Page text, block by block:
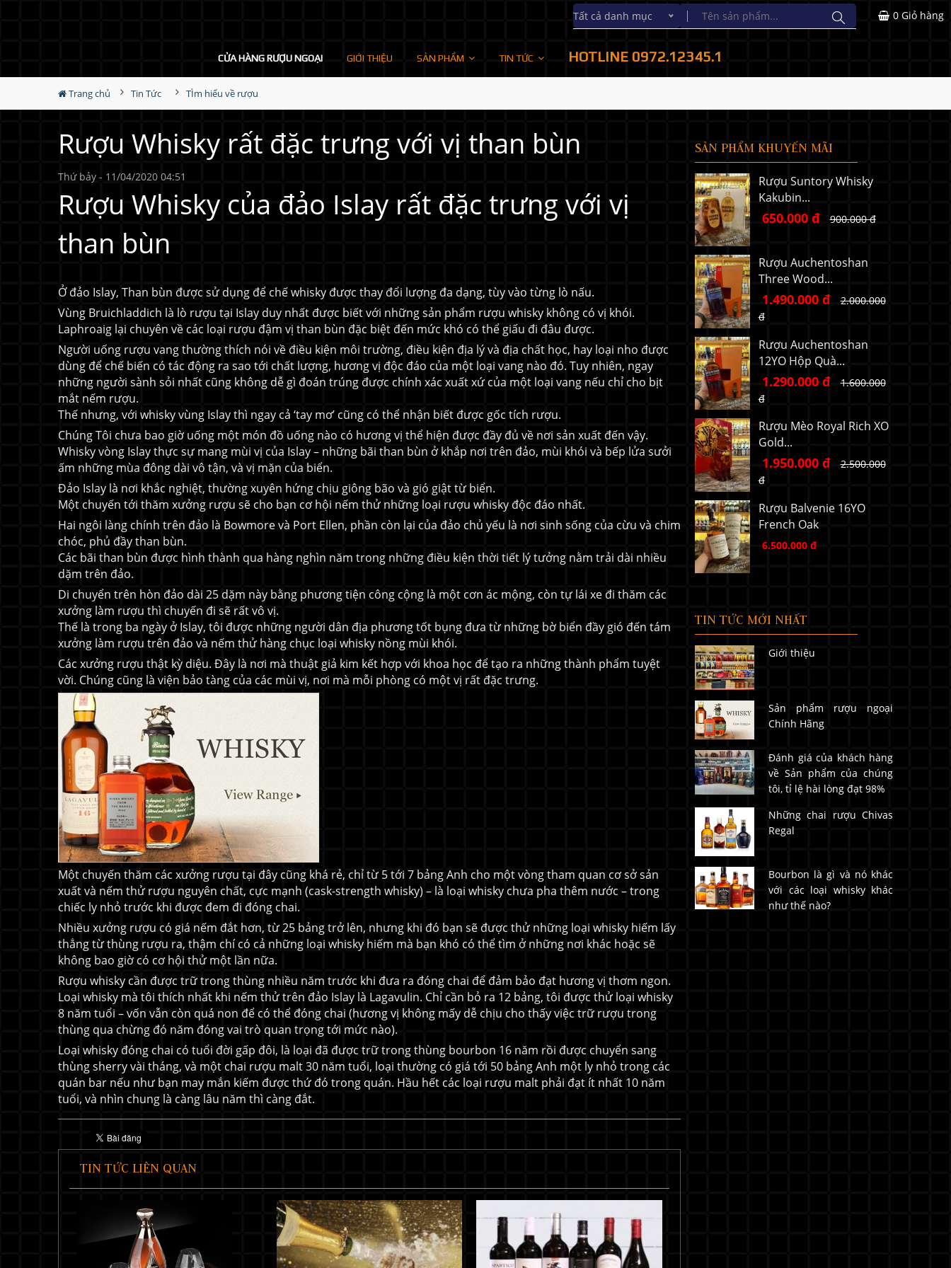
Tất cả danh mục
CỬA HÀNG RƯỢU NGOẠI GIỚI THIỆU SẢN PHẨM TIN TỨC HOTLINE 0972.12345.1
0 Giỏ hàng
Trang chủ Tin Tức TÌm hiểu về rượu
Rượu Whisky rất đặc trưng với vị than bùn
Thứ bảy - 11/04/2020 04:51
Rượu Whisky của đảo Islay rất đặc trưng với vị
than bùn
Ở đảo Islay, Than bùn được sử dụng để chế whisky được thay đổi lượng đa dạng, tùy vào từng lò nấu.
Vùng Bruichladdich là lò rượu tại Islay duy nhất được biết với những sản phẩm rượu whisky không có vị khói.
Laphroaig lại chuyên về các loại rượu đậm vị than bùn đặc biệt đến mức khó có thể giấu đi đâu được.
Người uống rượu vang thường thích nói về điều kiện môi trường, điều kiện địa lý và địa chất học, hay loại nho được
dùng để chế biến có tác động ra sao tới chất lượng, hương vị độc đáo của một loại vang nào đó. Tuy nhiên, ngay
những người sành sỏi nhất cũng không dễ gì đoán trúng được chính xác xuất xứ của một loại vang nếu chỉ cho bịt
mắt nếm rượu.
Thế nhưng, với whisky vùng Islay thì ngay cả ‘tay mơ’ cũng có thể nhận biết được gốc tích rượu.
Chúng Tôi chưa bao giờ uống một món đồ uống nào có hương vị thể hiện được đầy đủ về nơi sản xuất đến vậy.
Whisky vòng Islay thực sự mang mùi vị của Islay – những bãi than bùn ở khắp nơi trên đảo, mùi khói và bếp lửa sưởi
ấm những mùa đông dài vô tận, và vị mặn của biển.
Đảo Islay là nơi khắc nghiệt, thường xuyên hứng chịu giông bão và gió giật từ biển.
Một chuyến tới thăm xưởng rượu sẽ cho bạn cơ hội nếm thử những loại rượu whisky độc đáo nhất.
Hai ngôi làng chính trên đảo là Bowmore và Port Ellen, phần còn lại của đảo chủ yếu là nơi sinh sống của cừu và chim
chóc, phủ đầy than bùn.
Các bãi than bùn được hình thành qua hàng nghìn năm trong những điều kiện thời tiết lý tưởng nằm trải dài nhiều
dặm trên đảo.
Di chuyển trên hòn đảo dài 25 dặm này bằng phương tiện công cộng là một cơn ác mộng, còn tự lái xe đi thăm các
xưởng làm rượu thì chuyến đi sẽ rất vô vị.
Thế là trong ba ngày ở Islay, tôi được những người dân địa phương tốt bụng đưa từ những bờ biển đầy gió đến tám
xưởng làm rượu trên đảo và nếm thử hàng chục loại whisky nồng mùi khói.
Các xưởng rượu thật kỳ diệu. Đây là nơi mà thuật giả kim kết hợp với khoa học để tạo ra những thành phẩm tuyệt
vời. Chúng cũng là viện bảo tàng của các mùi vị, nơi mà mỗi phòng có một vị rất đặc trưng.
Một chuyến thăm các xưởng rượu tại đây cũng khá rẻ, chỉ từ 5 tới 7 bảng Anh cho một vòng tham quan cơ sở sản
xuất và nếm thử rượu nguyên chất, cực mạnh (cask-strength whisky) – là loại whisky chưa pha thêm nước – trong
chiếc ly nhỏ trước khi được đem đi đóng chai.
Nhiều xưởng rượu có giá nếm đắt hơn, từ 25 bảng trở lên, nhưng khi đó bạn sẽ được thử những loại whisky hiếm lấy
thẳng từ thùng rượu ra, thậm chí có cả những loại whisky hiếm mà bạn khó có thể tìm ở những nơi khác hoặc sẽ
không bao giờ có cơ hội thử một lần nữa.
Rượu whisky cần được trữ trong thùng nhiều năm trước khi đưa ra đóng chai để đảm bảo đạt hương vị thơm ngon.
Loại whisky mà tôi thích nhất khi nếm thử trên đảo Islay là Lagavulin. Chỉ cần bỏ ra 12 bảng, tôi được thử loại whisky
8 năm tuổi – vốn vẫn còn quá non để có thể đóng chai (hương vị không mấy dễ chịu cho thấy việc trữ rượu trong
thùng qua chừng đó năm đóng vai trò quan trọng tới mức nào).
Loại whisky đóng chai có tuổi đời gấp đôi, là loại đã được trữ trong thùng bourbon 16 năm rồi được chuyển sang
thùng sherry vài tháng, và một chai rượu malt 30 năm tuổi, loại thường có giá tới 50 bảng Anh một ly nhỏ trong các
quán bar nếu như bạn may mắn kiếm được thứ đó trong quán. Hầu hết các loại rượu malt phải đạt ít nhất 10 năm
tuổi, và nhìn chung là càng lâu năm thì càng đắt.
TIN TỨC LIÊN QUAN
SẢN PHẨM KHUYẾN MÃI
Rượu Suntory Whisky
Kakubin...
650.000 đ 900.000 đ
Rượu Auchentoshan
Three Wood...
1.490.000 đ
2.000.000
đ
Rượu Auchentoshan
12YO Hộp Quà...
1.290.000 đ
1.600.000
đ
Rượu Mèo Royal Rich XO
Gold...
1.950.000 đ
2.500.000
đ
Rượu Balvenie 16YO
French Oak
6.500.000 đ
TIN TỨC MỚI NHẤT
Giới thiệu
Sản phẩm rượu ngoại
Chính Hãng
Đánh giá của khách hàng
về Sản phẩm của chúng
tôi, tỉ lệ hài lòng đạt 98%
Những chai rượu Chivas
Regal
Bourbon là gì và nó khác
với các loại whisky khác
như thế nào?